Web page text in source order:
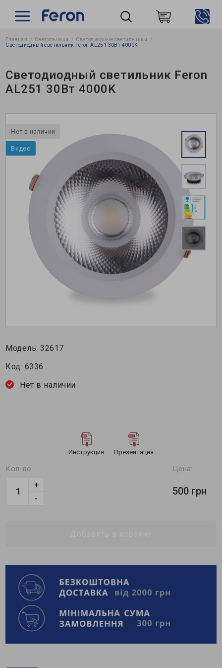
Главная Светильники
Светодиодные светильники
Светодиодный светильник Feron AL251 30Вт 4000K
Светодиодный светильник Feron
AL251 30Вт 4000K
Нет в наличии
Видео
Модель:32617
Код: 6336
Нет в наличии
Инструкция Презентация
Кол-во
-
+
Цена:
500 грн